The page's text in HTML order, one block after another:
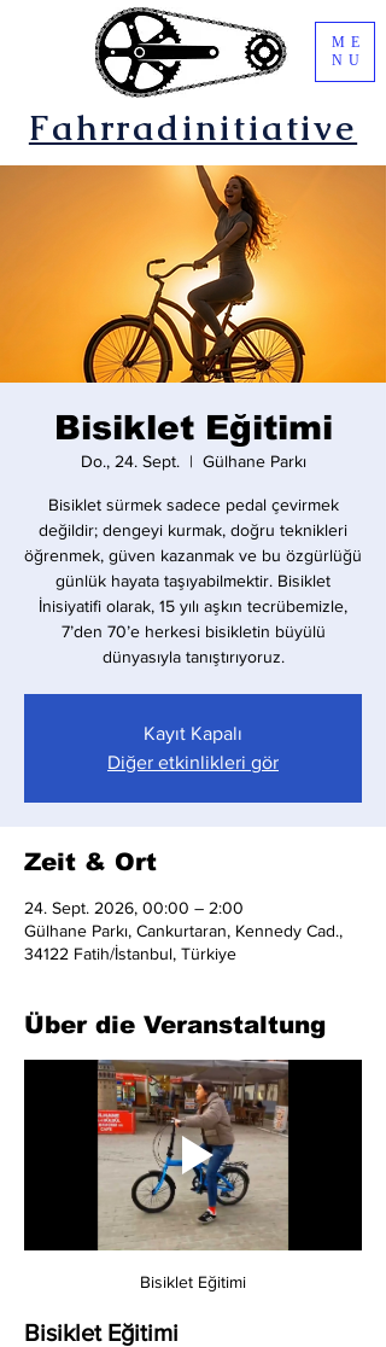
Fahrradinitiative
ME
NU
Bisiklet Eğitimi
Do., 24. Sept.
  |
Gülhane Parkı
Bisiklet sürmek sadece pedal çevirmek
değildir; dengeyi kurmak, doğru teknikleri
öğrenmek, güven kazanmak ve bu özgürlüğü
günlük hayata taşıyabilmektir. Bisiklet
İnisiyatifi olarak, 15 yılı aşkın tecrübemizle,
7’den 70’e herkesi bisikletin büyülü
dünyasıyla tanıştırıyoruz.
Kayıt Kapalı
Diğer etkinlikleri gör
Zeit & Ort
24. Sept. 2026, 00:00 – 2:00
Gülhane Parkı, Cankurtaran, Kennedy Cad.,
34122 Fatih/İstanbul, Türkiye
Über die Veranstaltung
Bisiklet Eğitimi
Bisiklet Eğitimi